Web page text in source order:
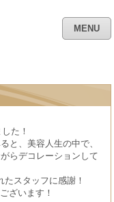
MENU
た！
と、美容人生の中で、
らデコレーションして
スタッフに感謝！
ざいます！